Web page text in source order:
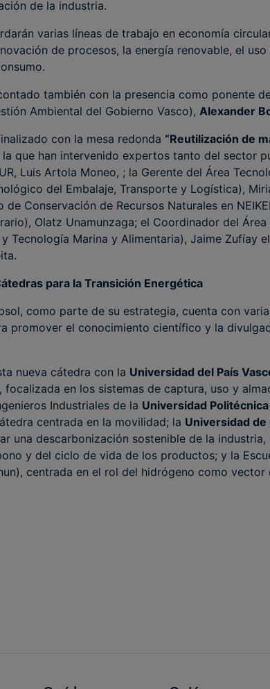
de la industria.
varias líneas de trabajo en economía
de procesos, la energía renovable, el
también con la presencia como ponente
Ambiental del Gobierno Vasco), Alexander
con la mesa redonda “Reutilización de
la que han intervenido expertos tanto del sector
Luis Artola Moneo, ; la Gerente del Área
del Embalaje, Transporte y Logística),
de Conservación de Recursos Naturales en
Olatz Unamunzaga; el Coordinador del
Tecnología Marina y Alimentaria), Jaime Zufíay
para la Transición Energética
como parte de su estrategia, cuenta con
promover el conocimiento científico y la
nueva cátedra con la Universidad del País
, focalizada en los sistemas de captura, uso y
Industriales de la Universidad
centrada en la movilidad; la Universidad
una descarbonización sostenible de la
y del ciclo de vida de los productos; y la
centrada en el rol del hidrógeno como vector